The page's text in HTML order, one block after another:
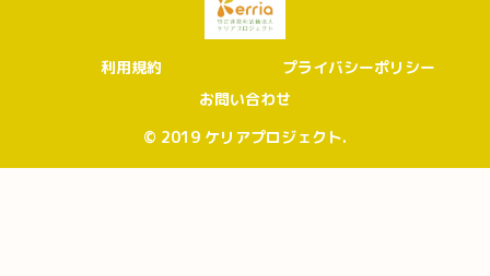
利用規約
プライバシーポリシー
お問い合わせ
© 2019 ケリアプロジェクト.